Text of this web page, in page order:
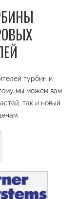
турбин и
мы можем вам
так и новый